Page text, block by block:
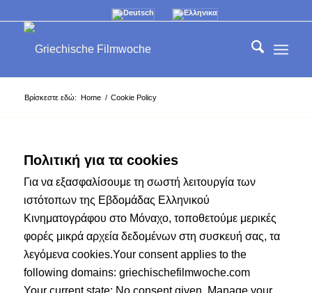
Βρίσκεστε εδώ: Home / Cookie Policy
Πολιτική για τα cookies
Για να εξασφαλίσουμε τη σωστή λειτουργία των
ιστότοπων της Εβδομάδας Ελληνικού
Κινηματογράφου στο Μόναχο, τοποθετούμε μερικές
φορές μικρά αρχεία δεδομένων στη συσκευή σας, τα
λεγόμενα cookies.Your consent applies to the
following domains: griechischefilmwoche.com
Your current state: No consent given. Manage your